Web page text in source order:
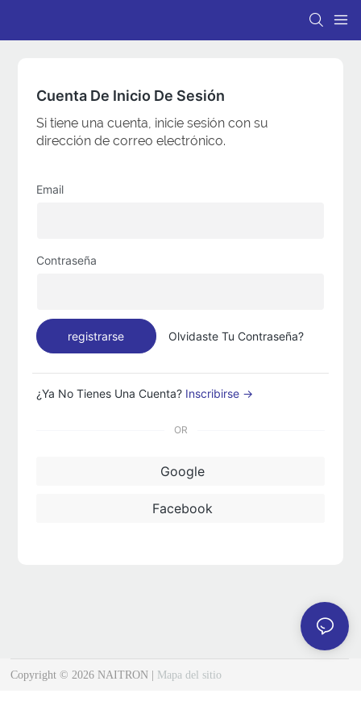
Cuenta De Inicio De Sesión
Si tiene una cuenta, inicie sesión con su
dirección de correo electrónico.
Email
Contraseña
registrarse Olvidaste Tu Contraseña?
¿Ya No Tienes Una Cuenta? Inscribirse →
OR
Google
Facebook
Copyright © 2026 NAITRON | Mapa del sitio